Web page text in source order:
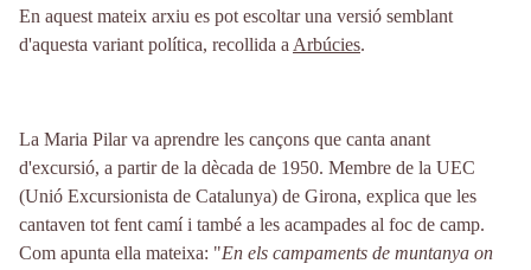
En aquest mateix arxiu es pot escoltar una versió semblant
d'aquesta variant política, recollida a Arbúcies.
La Maria Pilar va aprendre les cançons que canta anant
d'excursió, a partir de la dècada de 1950. Membre de la UEC
(Unió Excursionista de Catalunya) de Girona, explica que les
cantaven tot fent camí i també a les acampades al foc de camp.
Com apunta ella mateixa: "En els campaments de muntanya on